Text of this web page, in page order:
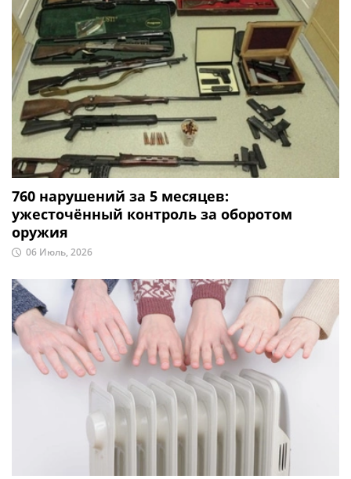
760 нарушений за 5 месяцев:
ужесточённый контроль за оборотом
оружия
06 Июль, 2026